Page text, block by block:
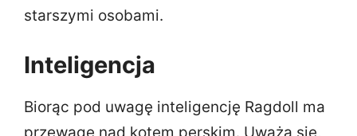
starszymi osobami.
Inteligencja
Biorąc pod uwagę inteligencję Ragdoll ma
przewagę nad kotem perskim. Uważa się,